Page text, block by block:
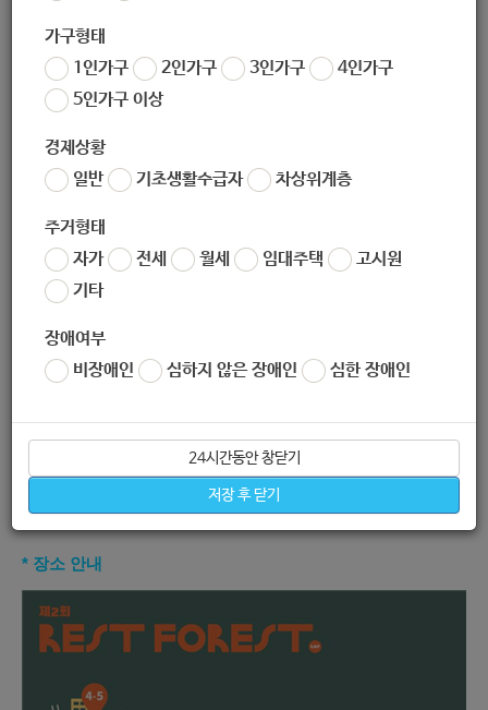
가구형태
1인가구
2인가구 3인가구
4인가구
5인가구 이상
경제상황
일반
기초생활수급자 차상위계층
주거형태
자가
전세 월세 임대주택
고시원
기타
장애여부
비장애인
심하지 않은 장애인 심한 장애인
24시간동안 창닫기
저장 후 닫기
* 축제 소개
REST FOREST는 숲과 함께하는 양질의 휴식, 건강한 휴식,
오감의 휴식에 대해 생각합니다.
제2회 REST FOREST는 코로나19로 지친 몸과 마음을 각자
워크숍, 프로그램, 전시 등 휴식의 메뉴얼을 따라 경춘선 숲길
과 함께하는 언택트 축제를 즐겨보세요.
* 프로그램 안내
* 장소 안내